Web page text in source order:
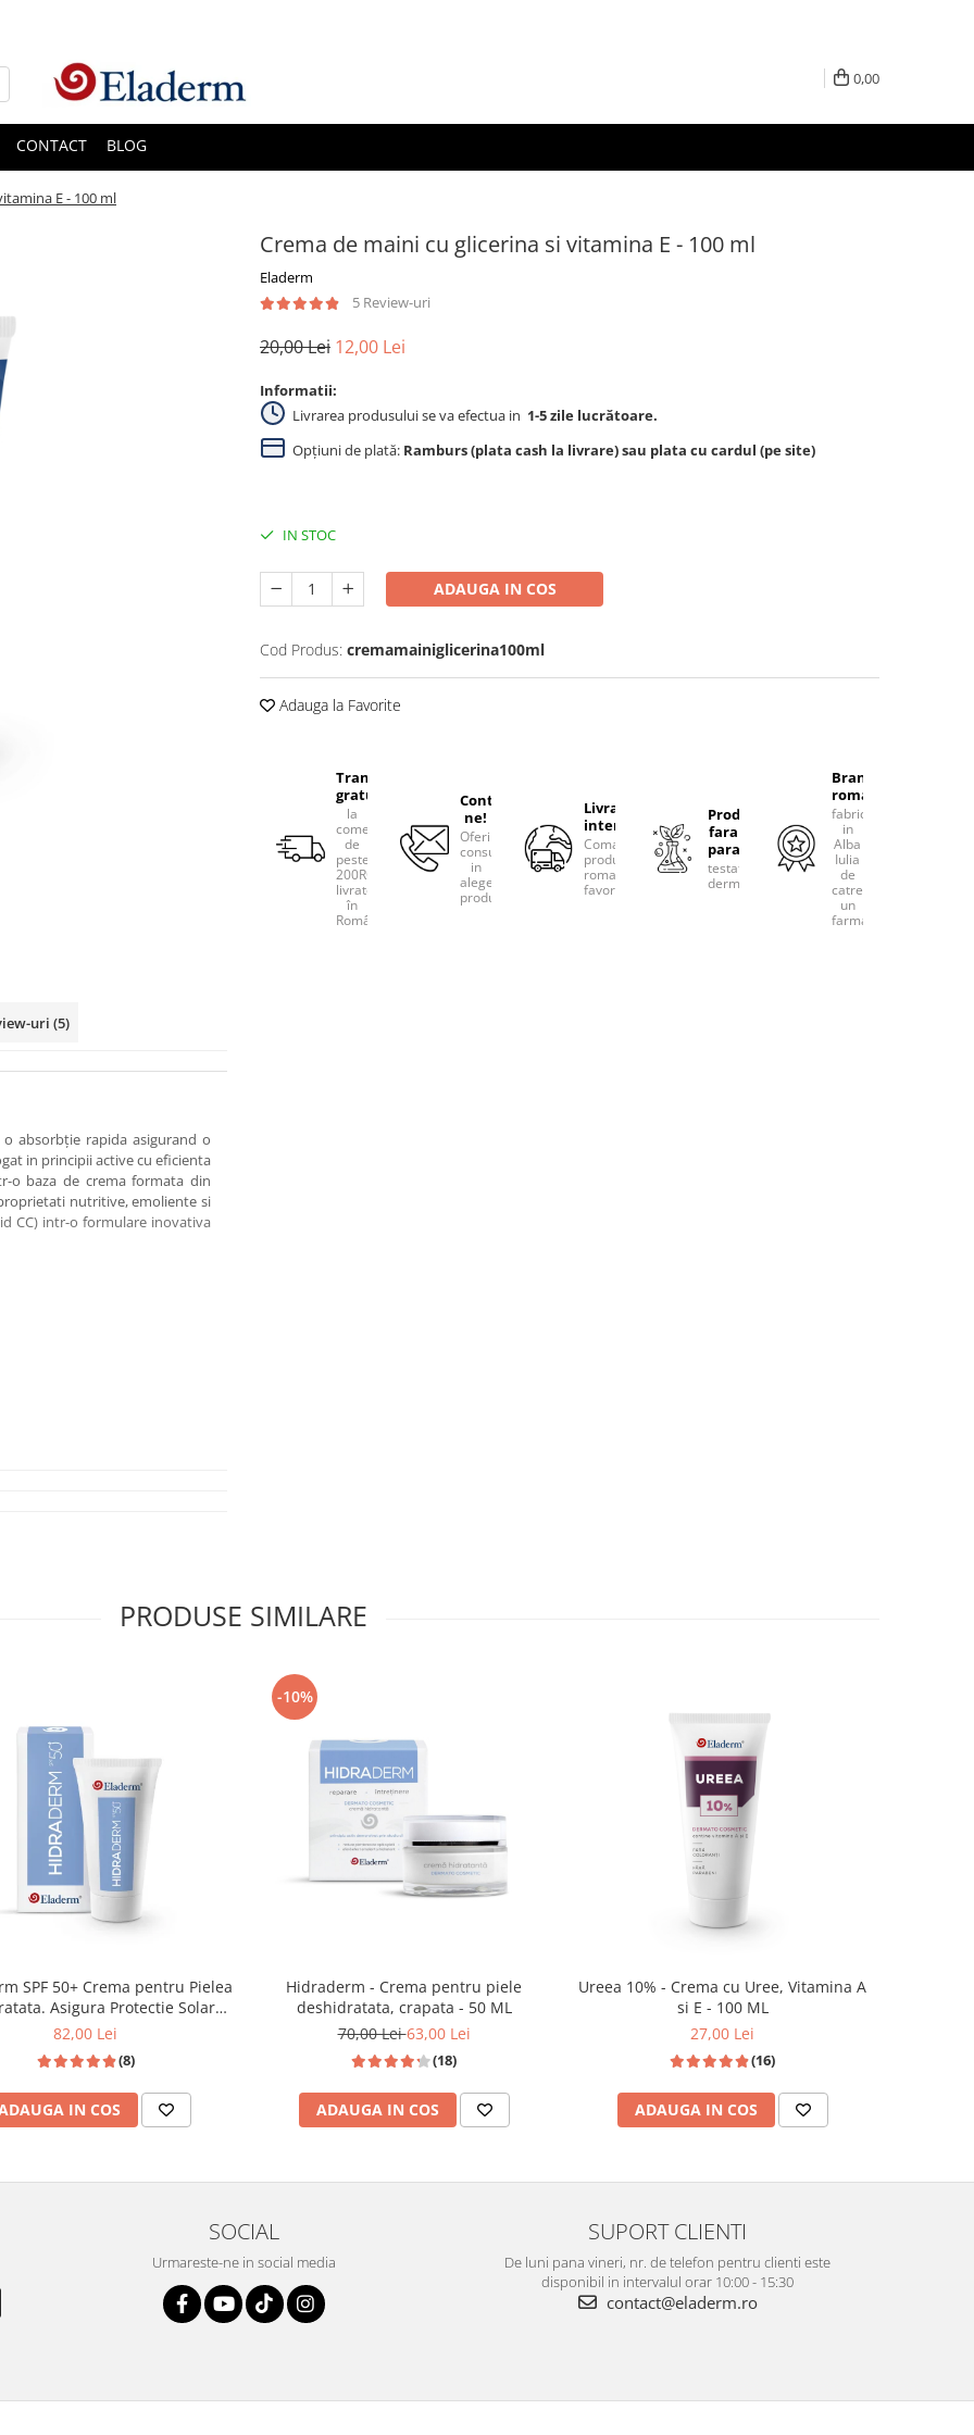
0,00
CONTACT BLOG
E - 100 ml
Crema de maini cu glicerina si vitamina E - 100 ml
Eladerm
5 Review-uri
20,00 Lei 12,00 Lei
Informatii:
Livrarea produsului se va efectua in 1-5 zile lucrătoare.
Opțiuni de plată: Ramburs (plata cash la livrare) sau plata cu cardul (pe site)
IN STOC
ADAUGA IN COS
Cod Produs: cremamainiglicerina100ml
Adauga la Favorite
Transport
gratuit
la
comenzile
de
peste
200RON,
livrate
în
România
Contacteaza-
ne!
Oferim
consultanta
in
alegerea
produselor
Livram
international
Comanda
produsele
romanesti
favorite!
Produse
fara
parabeni
testate
dermatologic
Brand
romanesc
fabricat
in
Alba
Iulia
de
catre
un
farmacist
uri (5)
absorbţie rapida asigurand o
in principii active cu eficienta
o baza de crema formata din
nutritive, emoliente si
CC) intr-o formulare inovativa
si de lunga durata
agresivi precum sapunuri,
agresivi precum sapunuri,
a pielii, protejand-o impotriva
la nivelul pielii:
al epidermului (stratum
mecanice ale acesteia
reparatoare, cum ar fi cele
sau arsurilor.
1 al radicalilor liberi de la
E impiedica procesul de
iritata, un efect hidratant
protectie impotriva razelor
si de lungă durata
PRODUSE SIMILARE
Crema pentru Pielea
Asigura Protectie Solara
Ridicata - 50 ML
82,00 Lei
(8)
IN COS
-10%
Hidraderm - Crema pentru piele
deshidratata, crapata - 50 ML
70,00 Lei63,00 Lei
(18)
ADAUGA IN COS
Ureea 10% - Crema cu Uree, Vitamina A
si E - 100 ML
27,00 Lei
(16)
ADAUGA IN COS
SOCIAL
Urmareste-ne in social media
SUPORT CLIENTI
De luni pana vineri, nr. de telefon pentru clienti este
disponibil in intervalul orar 10:00 - 15:30
contact@eladerm.ro